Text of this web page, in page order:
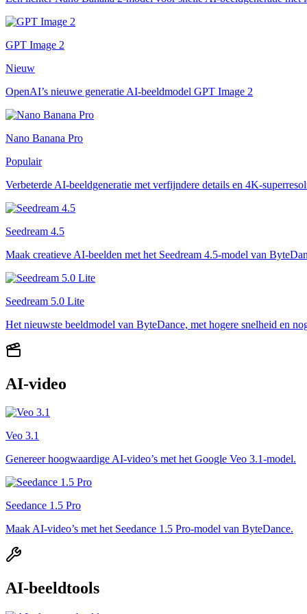
GPT Image 2
Nieuw
OpenAI’s nieuwe generatie AI-beeldmodel GPT Image 2
Nano Banana Pro
Populair
Verbeterde AI-beeldgeneratie met verfijndere details en 4K-
Seedream 4.5
Maak creatieve AI-beelden met het Seedream 4.5-model van
Seedream 5.0 Lite
Het nieuwste beeldmodel van ByteDance, met hogere snelheid en
AI-video
Veo 3.1
Genereer hoogwaardige AI-video’s met het Google Veo 3.1-model.
Seedance 1.5 Pro
Maak AI-video’s met het Seedance 1.5 Pro-model van ByteDance.
AI-beeldtools